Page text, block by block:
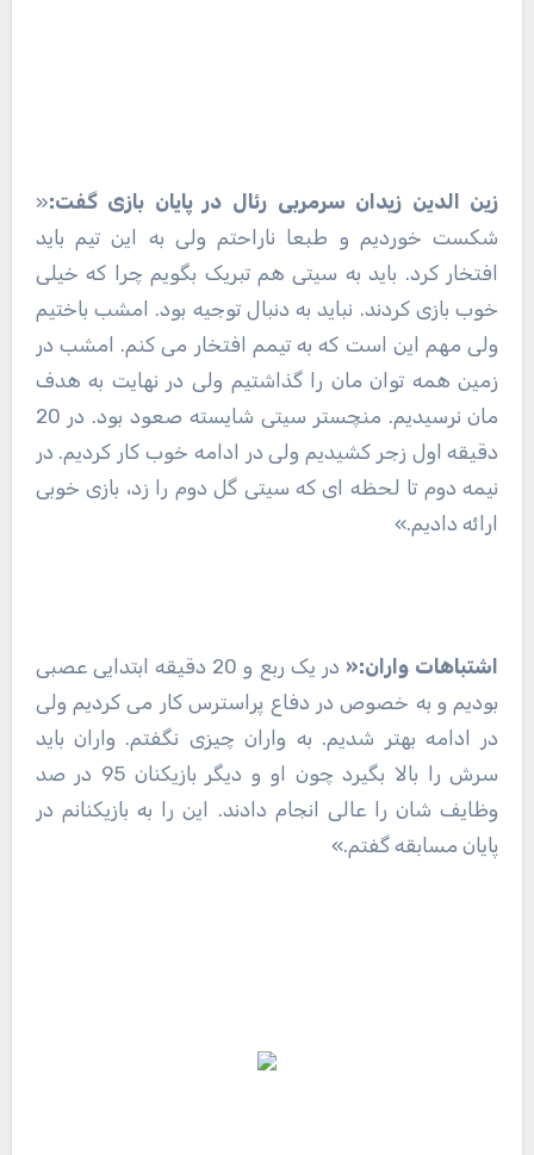
زین الدین زیدان سرمربی رئال در پایان بازی گفت:«
شکست خوردیم و طبعا ناراحتم ولی به این تیم باید
افتخار کرد. باید به سیتی هم تبریک بگویم چرا که خیلی
خوب بازی کردند. نباید به دنبال توجیه بود. امشب باختیم
ولی مهم این است که به تیمم افتخار می کنم. امشب در
زمین همه توان مان را گذاشتیم ولی در نهایت به هدف
مان نرسیدیم. منچستر سیتی شایسته صعود بود. در 20
دقیقه اول زجر کشیدیم ولی در ادامه خوب کار کردیم. در
نیمه دوم تا لحظه ای که سیتی گل دوم را زد، بازی خوبی
ارائه دادیم.»
اشتباهات واران:«
در یک ربع و 20 دقیقه ابتدایی عصبی
بودیم و به خصوص در دفاع پراسترس کار می کردیم ولی
در ادامه بهتر شدیم. به واران چیزی نگفتم. واران باید
سرش را بالا بگیرد چون او و دیگر بازیکنان 95 در صد
وظایف شان را عالی انجام دادند. این را به بازیکنانم در
پایان مسابقه گفتم.»